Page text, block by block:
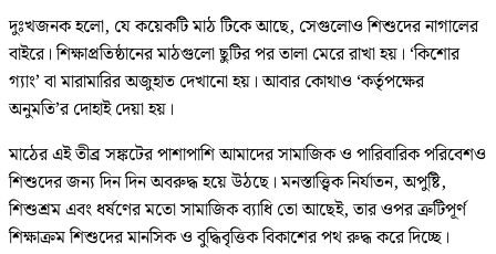
দুঃখজনক হলো, যে কয়েকটি মাঠ টিকে আছে, সেগুলোও শিশুদের নাগালের
বাইরে। শিক্ষাপ্রতিষ্ঠানের মাঠগুলো ছুটির পর তালা মেরে রাখা হয়। ‘কিশোর
গ্যাং’ বা মারামারির অজুহাত দেখানো হয়। আবার কোথাও ‘কর্তৃপক্ষের
অনুমতি’র দোহাই দেয়া হয়।
মাঠের এই তীব্র সঙ্কটের পাশাপাশি আমাদের সামাজিক ও পারিবারিক পরিবেশও
শিশুদের জন্য দিন দিন অবরুদ্ধ হয়ে উঠছে। মনস্তাত্ত্বিক নির্যাতন, অপুষ্টি,
শিশুশ্রম এবং ধর্ষণের মতো সামাজিক ব্যাধি তো আছেই, তার ওপর ত্রুটিপূর্ণ
শিক্ষাক্রম শিশুদের মানসিক ও বুদ্ধিবৃত্তিক বিকাশের পথ রুদ্ধ করে দিচ্ছে।